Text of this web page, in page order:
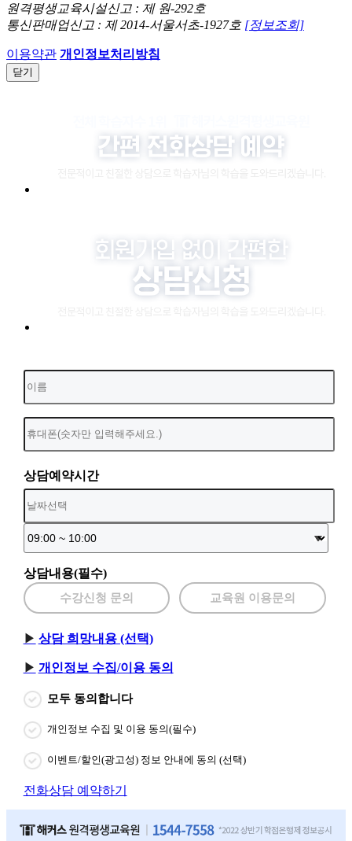
원격평생교육시설신고 : 제 원-292호
통신판매업신고 : 제 2014-서울서초-1927호 [정보조회]
이용약관 개인정보처리방침
닫기
상담예약시간
상담내용(필수)
수강신청 문의 교육원 이용문의
상담 희망내용 (선택)
개인정보 수집/이용 동의
모두 동의합니다
개인정보 수집 및 이용 동의(필수)
이벤트/할인(광고성) 정보 안내에 동의 (선택)
전화상담 예약하기